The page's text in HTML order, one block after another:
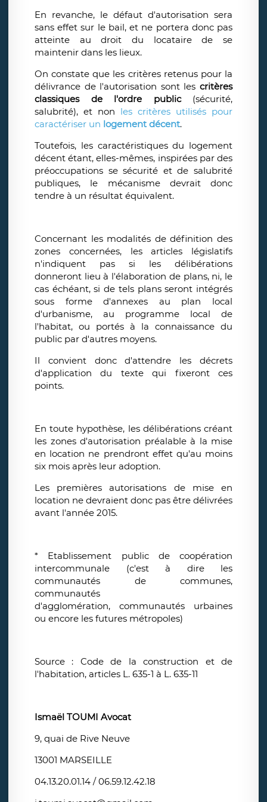
En revanche, le défaut d'autorisation sera
sans effet sur le bail, et ne portera donc pas
atteinte au droit du locataire de se
maintenir dans les lieux.
On constate que les critères retenus pour la
délivrance de l'autorisation sont les critères
classiques de l'ordre public(sécurité,
salubrité), et non les critères utilisés pour
caractériser un logement décent.
Toutefois, les caractéristiques du logement
décent étant, elles-mêmes, inspirées par des
préoccupations se sécurité et de salubrité
publiques, le mécanisme devrait donc
tendre à un résultat équivalent.
Concernant les modalités de définition des
zones concernées, les articles législatifs
n'indiquent pas si les délibérations
donneront lieu à l'élaboration de plans, ni, le
cas échéant, si de tels plans seront intégrés
sous forme d'annexes au plan local
d'urbanisme, au programme local de
l'habitat, ou portés à la connaissance du
public par d'autres moyens.
Il convient donc d'attendre les décrets
d'application du texte qui fixeront ces
points.
En toute hypothèse, les délibérations créant
les zones d'autorisation préalable à la mise
en location ne prendront effet qu'au moins
six mois après leur adoption.
Les premières autorisations de mise en
location ne devraient donc pas être délivrées
avant l'année 2015.
* Etablissement public de coopération
intercommunale (c'est à dire les
communautés de communes,
communautés
d'agglomération, communautés urbaines
ou encore les futures métropoles)
Source : Code de la construction et de
l'habitation, articles L. 635-1 à L. 635-11
Ismaël TOUMI Avocat
9, quai de Rive Neuve
13001 MARSEILLE
04.13.20.01.14 / 06.59.12.42.18